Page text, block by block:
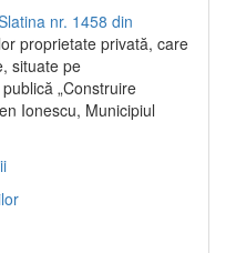
nr. 1458 din
proprietate privată, care
situate pe
„Construire
Ionescu, Municipiul